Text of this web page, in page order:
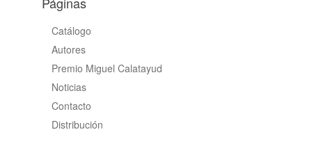
Catálogo
Autores
Premio Miguel Calatayud
Noticias
Contacto
Distribución